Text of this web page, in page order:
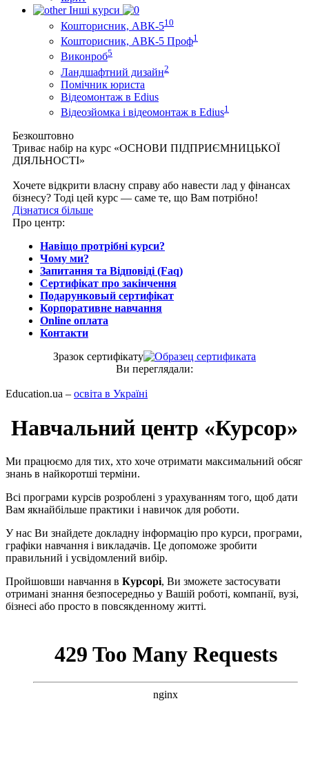
Інші курси
Кошторисник, АВК-510
Кошторисник, АВК-5 Проф1
Виконроб5
Ландшафтний дизайн2
Помічник юриста
Відеомонтаж в Edius
Відеозйомка і відеомонтаж в Edius1
Безкоштовно
Триває набір на курс «ОСНОВИ ПІДПРИЄМНИЦЬКОЇ
ДІЯЛЬНОСТІ»
Хочете відкрити власну справу або навести лад у фінансах
бізнесу? Тоді цей курс — саме те, що Вам потрібно!
Дізнатися більше
Про центр:
Навіщо протрібні курси?
Чому ми?
Запитання та Відповіді (Faq)
Сертифікат про закінчення
Подарунковый сертифікат
Корпоративне навчання
Online оплата
Контакти
Зразок сертифiкату
Ви переглядали:
Education.ua – освіта в Україні
Навчальний центр «Курсор»
Ми працюємо для тих, хто хоче отримати максимальний обсяг
знань в найкоротші терміни.
Всі програми курсів розроблені з урахуванням того, щоб дати
Вам якнайбільше практики і навичок для роботи.
У нас Ви знайдете докладну інформацію про курси, програми,
графіки навчання і викладачів. Це допоможе зробити
правильний і усвідомлений вибір.
Пройшовши навчання в Курсорі, Ви зможете застосувати
отримані знання безпосередньо у Вашій роботі, компанії, вузі,
бізнесі або просто в повсякденному житті.